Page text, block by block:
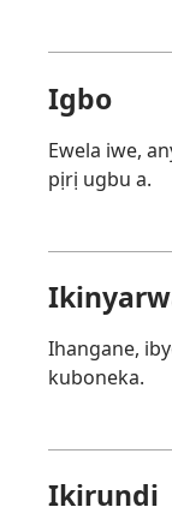
Igbo
Ewela iwe,
pịrị ugbu a.
Ihangane,
kuboneka.
Ikirundi